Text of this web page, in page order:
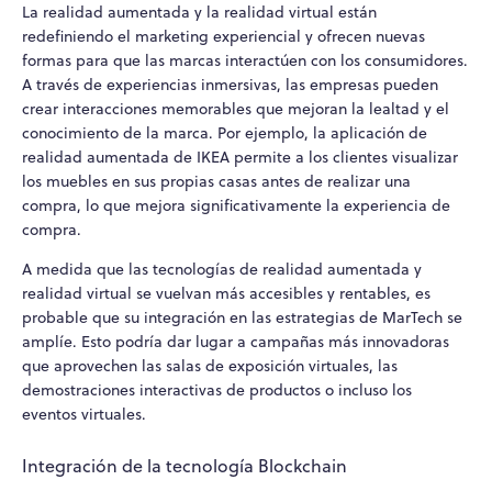
La realidad aumentada y la realidad virtual están
redefiniendo el marketing experiencial y ofrecen nuevas
formas para que las marcas interactúen con los consumidores.
A través de experiencias inmersivas, las empresas pueden
crear interacciones memorables que mejoran la lealtad y el
conocimiento de la marca. Por ejemplo, la aplicación de
realidad aumentada de IKEA permite a los clientes visualizar
los muebles en sus propias casas antes de realizar una
compra, lo que mejora significativamente la experiencia de
compra.
A medida que las tecnologías de realidad aumentada y
realidad virtual se vuelvan más accesibles y rentables, es
probable que su integración en las estrategias de MarTech se
amplíe. Esto podría dar lugar a campañas más innovadoras
que aprovechen las salas de exposición virtuales, las
demostraciones interactivas de productos o incluso los
eventos virtuales.
Integración de la tecnología Blockchain